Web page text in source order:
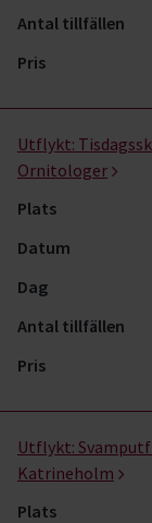
Antal tillfällen
Pris
Utflykt:
Ornitologer
Plats
Datum
Dag
Antal tillfällen
Pris
Utflykt:
Katrineholm
Plats